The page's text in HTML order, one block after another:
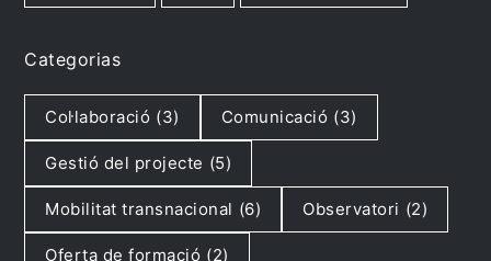
Categorias
Col·laboració (3) Comunicació (3)
Gestió del projecte (5)
Mobilitat transnacional (6) Observatori (2)
Oferta de formació (2)